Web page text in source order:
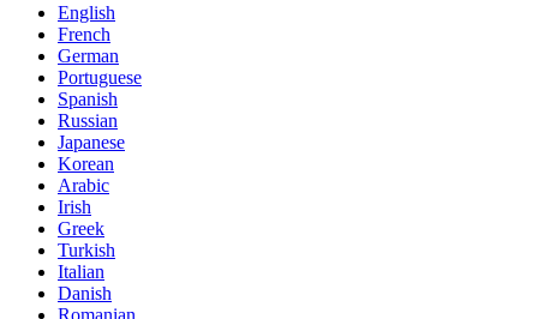
English
French
German
Portuguese
Spanish
Russian
Japanese
Korean
Arabic
Irish
Greek
Turkish
Italian
Danish
Romanian